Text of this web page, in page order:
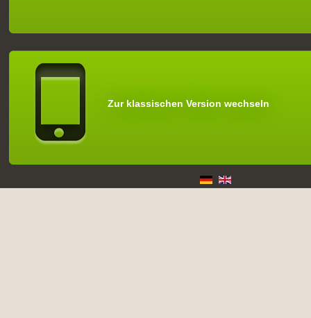
Zur klassischen Version wechseln